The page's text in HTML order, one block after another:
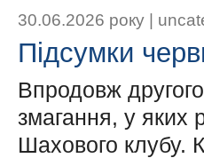
30.06.2026 року |
Підсумки
Впродовж
змагання, у яких
Шахового клубу.